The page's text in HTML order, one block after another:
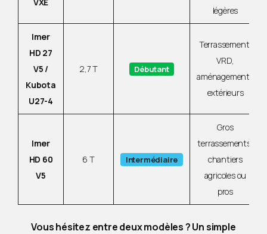
légères
Imer
HD 27
V5 /
Kubota
U27-4
2,7 T Débutant
Terrassement,
VRD,
aménagements
extérieurs
Imer
HD 60
V5
6 T Intermédiaire
Gros
terrassements,
chantiers
agricoles ou
pros
Vous hésitez entre deux modèles ? Un simple